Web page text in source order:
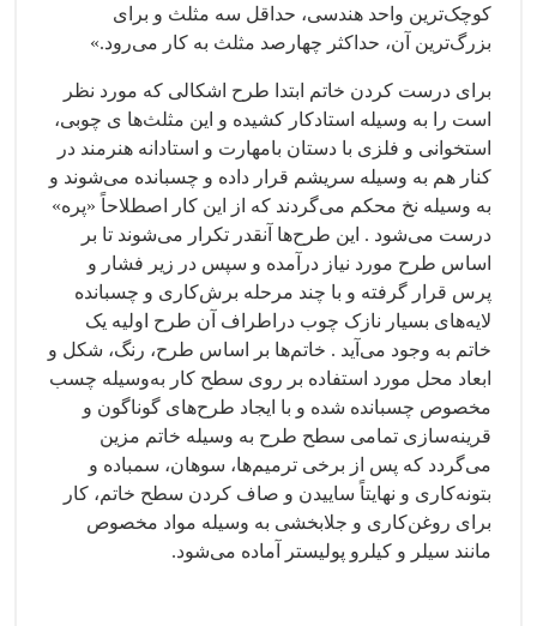
کوچک‌ترین واحد هندسی، حداقل سه مثلث و برای
بزرگ‌ترین آن، حداکثر چهارصد مثلث به کار می‌رود.»
برای درست کردن خاتم ابتدا طرح اشکالی که مورد نظر
است را به وسیله استادکار کشیده و این مثلث‌ها ی چوبی،
استخوانی و فلزی با دستان بامهارت و استادانه هنرمند در
کنار هم به وسیله سریشم قرار داده و چسبانده می‌شوند و
به وسیله نخ محکم می‌گردند که از این کار اصطلاحاً «پره»
درست می‌شود . این طرح‌ها آنقدر تکرار می‌شوند تا بر
اساس طرح مورد نیاز درآمده و سپس در زیر فشار و
پرس قرار گرفته و با چند مرحله برش‌کاری و چسبانده
لایه‌های بسیار نازک چوب دراطراف آن طرح اولیه یک
خاتم به وجود می‌آید . خاتم‌ها بر اساس طرح، رنگ، شکل و
ابعاد محل مورد استفاده بر روی سطح کار به‌وسیله چسب
مخصوص چسبانده شده و با ایجاد طرح‌های گوناگون و
قرینه‌سازی تمامی سطح طرح به وسیله خاتم مزین
می‌گردد که پس از برخی ترمیم‌ها، سوهان، سمباده و
بتونه‌کاری و نهایتاً ساییدن و صاف کردن سطح خاتم، کار
برای روغن‌کاری و جلابخشی به وسیله مواد مخصوص
مانند سیلر و کیلرو پولیستر آماده می‌شود.